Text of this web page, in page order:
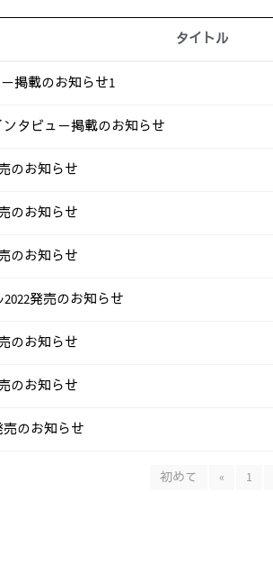
タイトル
掲載のお知らせ1
ンタビュー掲載のお知らせ
のお知らせ
のお知らせ
のお知らせ
発売のお知らせ
のお知らせ
のお知らせ
のお知らせ
初めて « 1